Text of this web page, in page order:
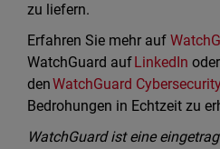
zu liefern.
Erfahren Sie mehr auf
WatchGuard auf LinkedIn
denWatchGuard
Bedrohungen in Echtzeit zu
WatchGuard ist eine